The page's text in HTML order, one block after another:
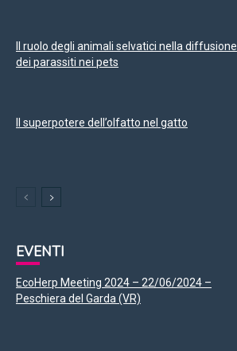
Il ruolo degli animali selvatici nella diffusione
dei parassiti nei pets
Il superpotere dell’olfatto nel gatto
EVENTI
EcoHerp Meeting 2024 – 22/06/2024 –
Peschiera del Garda (VR)